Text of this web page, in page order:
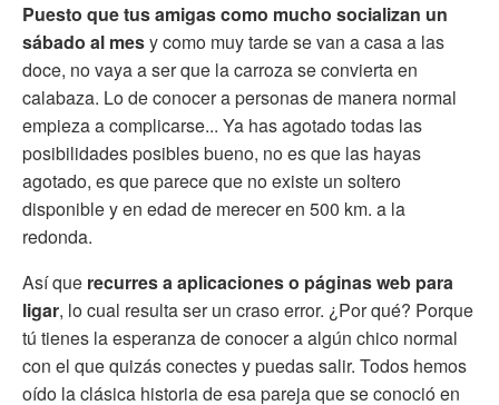
Puesto que tus amigas como mucho socializan un
sábado al mesy como muy tarde se van a casa a las
doce, no vaya a ser que la carroza se convierta en
calabaza. Lo de conocer a personas de manera normal
empieza a complicarse... Ya has agotado todas las
posibilidades posibles bueno, no es que las hayas
agotado, es que parece que no existe un soltero
disponible y en edad de merecer en 500 km. a la
redonda.
Así que recurres a aplicaciones o páginas web para
ligar, lo cual resulta ser un craso error. ¿Por qué? Porque
tú tienes la esperanza de conocer a algún chico normal
con el que quizás conectes y puedas salir. Todos hemos
oído la clásica historia de esa pareja que se conoció en